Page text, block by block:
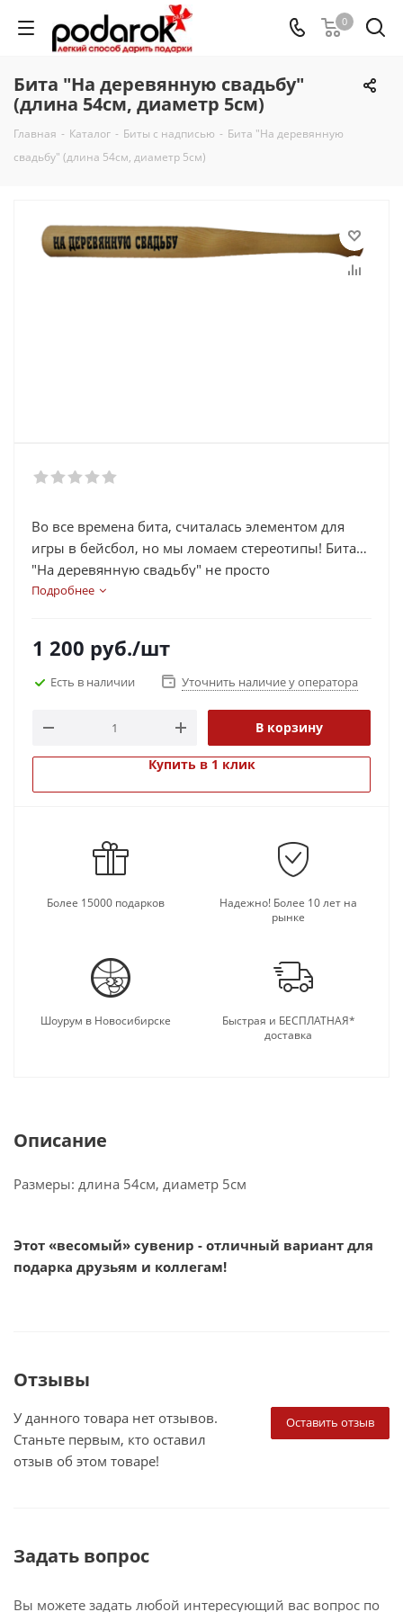
0
Бита "На деревянную свадьбу"
(длина 54см, диаметр 5см)
Главная - Каталог - Биты с надписью - Бита "На деревянную
свадьбу" (длина 54см, диаметр 5см)
Во все времена бита, считалась элементом для
игры в бейсбол, но мы ломаем стереотипы! Бита
"На деревянную свадьбу" не просто
спортинвентарь, который вам вряд ли
дизайн разработан специально для мужчин,
знающих “в чем сила“.
Подробнее
1 200 руб./шт
Есть в наличии Уточнить наличие у оператора
В корзину
Купить в 1 клик
Более 15000 подарков
Надежно! Более 10 лет на
рынке
Шоурум в Новосибирске
Быстрая и БЕСПЛАТНАЯ*
доставка
Описание
Размеры: длина 54см, диаметр 5см
Этот «весомый» сувенир - отличный вариант для
подарка друзьям и коллегам!
Отзывы
Оставить отзыв
У данного товара нет отзывов.
Станьте первым, кто оставил
отзыв об этом товаре!
Задать вопрос
Вы можете задать любой интересующий вас вопрос по